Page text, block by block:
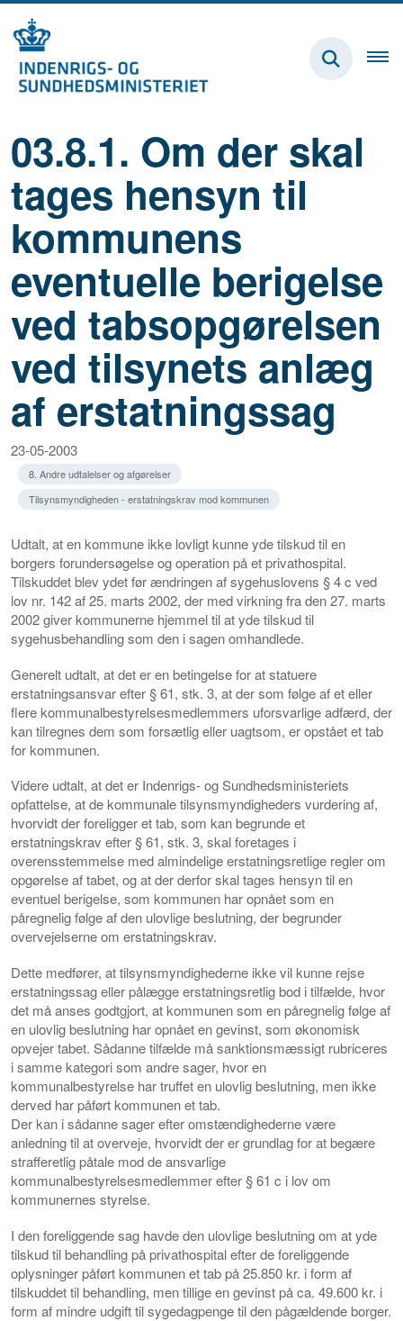
03.8.1. Om der skal
tages hensyn til
kommunens
eventuelle berigelse
ved tabsopgørelsen
ved tilsynets anlæg
af erstatningssag
23-05-2003
8. Andre udtalelser og afgørelser
Tilsynsmyndigheden - erstatningskrav mod kommunen
Udtalt, at en kommune ikke lovligt kunne yde tilskud til en
borgers forundersøgelse og operation på et privathospital.
Tilskuddet blev ydet før ændringen af sygehuslovens § 4 c ved
lov nr. 142 af 25. marts 2002, der med virkning fra den 27. marts
2002 giver kommunerne hjemmel til at yde tilskud til
sygehusbehandling som den i sagen omhandlede.
Generelt udtalt, at det er en betingelse for at statuere
erstatningsansvar efter § 61, stk. 3, at der som følge af et eller
flere kommunalbestyrelsesmedlemmers uforsvarlige adfærd, der
kan tilregnes dem som forsætlig eller uagtsom, er opstået et tab
for kommunen.
Videre udtalt, at det er Indenrigs- og Sundhedsministeriets
opfattelse, at de kommunale tilsynsmyndigheders vurdering af,
hvorvidt der foreligger et tab, som kan begrunde et
erstatningskrav efter § 61, stk. 3, skal foretages i
overensstemmelse med almindelige erstatningsretlige regler om
opgørelse af tabet, og at der derfor skal tages hensyn til en
eventuel berigelse, som kommunen har opnået som en
påregnelig følge af den ulovlige beslutning, der begrunder
overvejelserne om erstatningskrav.
Dette medfører, at tilsynsmyndighederne ikke vil kunne rejse
erstatningssag eller pålægge erstatningsretlig bod i tilfælde, hvor
det må anses godtgjort, at kommunen som en påregnelig følge af
en ulovlig beslutning har opnået en gevinst, som økonomisk
opvejer tabet. Sådanne tilfælde må sanktionsmæssigt rubriceres
i samme kategori som andre sager, hvor en
kommunalbestyrelse har truffet en ulovlig beslutning, men ikke
derved har påført kommunen et tab.
Der kan i sådanne sager efter omstændighederne være
anledning til at overveje, hvorvidt der er grundlag for at begære
strafferetlig påtale mod de ansvarlige
kommunalbestyrelsesmedlemmer efter § 61 c i lov om
kommunernes styrelse.
I den foreliggende sag havde den ulovlige beslutning om at yde
tilskud til behandling på privathospital efter de foreliggende
oplysninger påført kommunen et tab på 25.850 kr. i form af
tilskuddet til behandling, men tillige en gevinst på ca. 49.600 kr. i
form af mindre udgift til sygedagpenge til den pågældende borger.